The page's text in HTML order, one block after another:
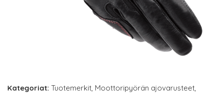
Kategoriat: Tuotemerkit, Moottoripyörän ajovarusteet,